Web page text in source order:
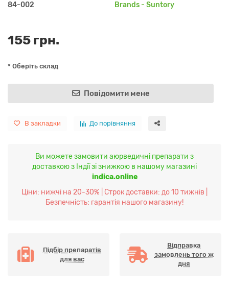
84-002 Brands - Suntory
155 грн.
* Оберіть склад
Повідомити мене
В закладки До порівняння
Ви можете замовити аюрведичні препарати з
доставкою з Індії зі знижкою в нашому магазині
indica.online
Ціни: нижчі на 20-30% | Строк доставки: до 10 тижнів |
Безпечність: гарантія нашого магазину!
Підбір препаратів
для вас
Відправка
замовлень того ж
дня